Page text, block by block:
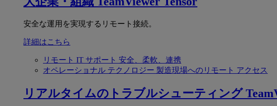
安全な運用を実現するリモート接続。
詳細はこちら
リモート IT サポート 安全、柔軟、連携
オペレーショナル テクノロジー 製造現場へのリモート アクセス
リアルタイムのトラブルシューティング